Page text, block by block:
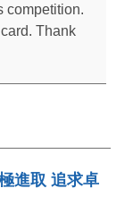
competition.
Thank
進取 追求卓